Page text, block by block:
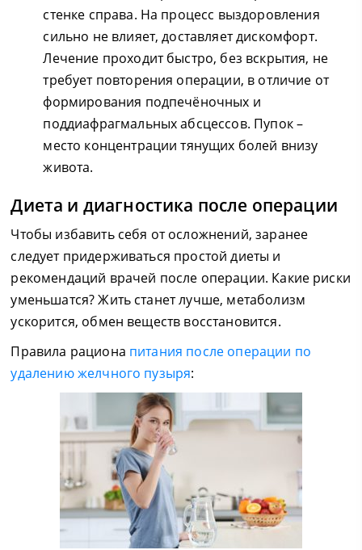
стенке справа. На процесс выздоровления
сильно не влияет, доставляет дискомфорт.
Лечение проходит быстро, без вскрытия, не
требует повторения операции, в отличие от
формирования подпечёночных и
поддиафрагмальных абсцессов. Пупок –
место концентрации тянущих болей внизу
живота.
Диета и диагностика после операции
Чтобы избавить себя от осложнений, заранее
следует придерживаться простой диеты и
рекомендаций врачей после операции. Какие риски
уменьшатся? Жить станет лучше, метаболизм
ускорится, обмен веществ восстановится.
Правила рациона питания после операции по
удалению желчного пузыря: